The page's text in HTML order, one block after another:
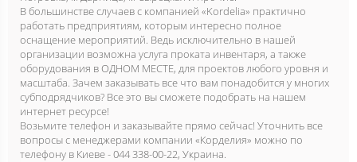
В большинстве случаев с компанией «Kordelia» практично
работать предприятиям, которым интересно полное
оснащение мероприятий. Ведь исключительно в нашей
организации возможна услуга проката инвентаря, а также
оборудования в ОДНОМ МЕСТЕ, для проектов любого уровня и
масштаба. Зачем заказывать все что вам понадобится у многих
субподрядчиков? Все это вы сможете подобрать на нашем
интернет ресурсе!
Возьмите телефон и заказывайте прямо сейчас! Уточнить все
вопросы с менеджерами компании «Корделия» можно по
телефону в Киеве - 044 338-00-22, Украина.